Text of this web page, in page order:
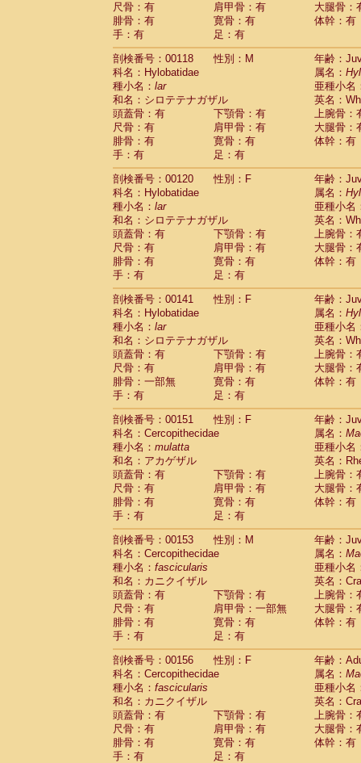
尺骨：有
肩甲骨：有
大腿骨：
腓骨：有
寛骨：有
体幹：有
手：有
足：有
剖検番号：00118
性別：M
年齢：
科名：Hylobatidae
属名：
種小名： lar
亜種小名
和名：シロテテナガザル
英名：
頭蓋骨：有
下顎骨：有
上腕骨：
尺骨：有
肩甲骨：有
大腿骨：
腓骨：有
寛骨：有
体幹：有
手：有
足：有
剖検番号：00120
性別：F
年齢：
科名：Hylobatidae
属名：
種小名： lar
亜種小名
和名：シロテテナガザル
英名：
頭蓋骨：有
下顎骨：有
上腕骨：
尺骨：有
肩甲骨：有
大腿骨：
腓骨：有
寛骨：有
体幹：有
手：有
足：有
剖検番号：00141
性別：F
年齢：
科名：Hylobatidae
属名：
種小名： lar
亜種小名
和名：シロテテナガザル
英名：
頭蓋骨：有
下顎骨：有
上腕骨：
尺骨：有
肩甲骨：有
大腿骨：
腓骨：一部無
寛骨：有
体幹：有
手：有
足：有
剖検番号：00151
性別：F
年齢：
科名：Cercopithecidae
属名：
種小名： mulatta
亜種小名
和名：アカゲザル
英名：
頭蓋骨：有
下顎骨：有
上腕骨：
尺骨：有
肩甲骨：有
大腿骨：
腓骨：有
寛骨：有
体幹：有
手：有
足：有
剖検番号：00153
性別：M
年齢：
科名：Cercopithecidae
属名：
種小名： fascicularis
亜種小名
和名：カニクイザル
英名：
頭蓋骨：有
下顎骨：有
上腕骨：
尺骨：有
肩甲骨：一部無
大腿骨：
腓骨：有
寛骨：有
体幹：有
手：有
足：有
剖検番号：00156
性別：F
年齢：
科名：Cercopithecidae
属名：
種小名： fascicularis
亜種小名
和名：カニクイザル
英名：
頭蓋骨：有
下顎骨：有
上腕骨：
尺骨：有
肩甲骨：有
大腿骨：
腓骨：有
寛骨：有
体幹：有
手：有
足：有